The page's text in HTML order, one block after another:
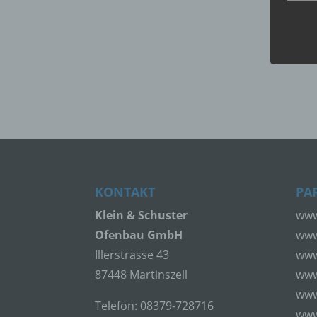
KONTAKT
Klein & Schuster
Ofenbau GmbH
Illerstrasse 43
87448 Martinszell
Telefon: 08379-728716
c)